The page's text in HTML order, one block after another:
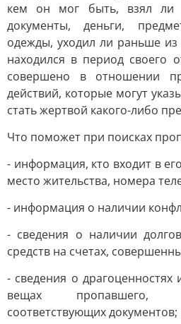
кем он мог быть, взял ли
документы, деньги,
одежды, уходил ли раньше
находился в период своего
совершено в отношении
действий, которые могут
стать жертвой какого-либо
Что поможет при поисках
- информация, кто входит в
место жительства, номера
- информация о наличии
- сведения о наличии
средств на счетах,
- сведения о
вещах пропавшего,
соответствующих документов;